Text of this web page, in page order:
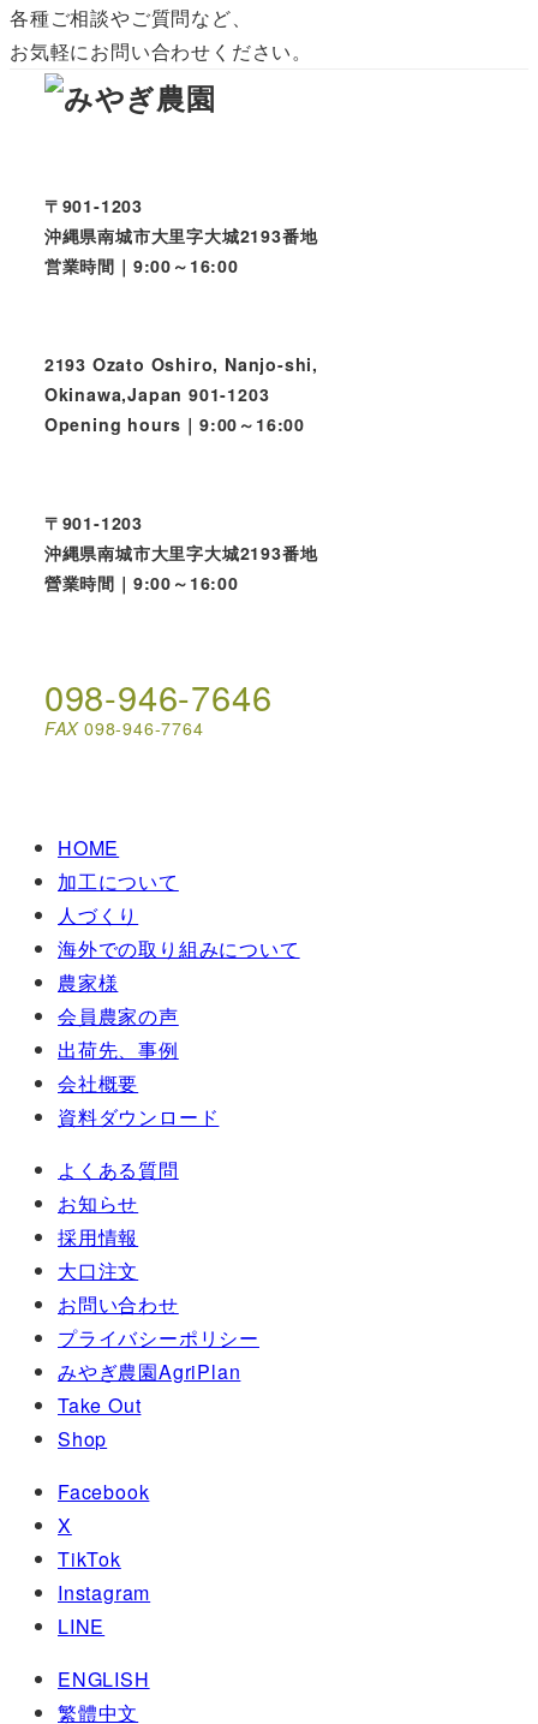
各種ご相談やご質問など、
お気軽にお問い合わせください。
〒901-1203
沖縄県南城市大里字大城2193番地
営業時間｜9:00～16:00
2193 Ozato Oshiro, Nanjo-shi,
Okinawa,Japan 901-1203
Opening hours｜9:00～16:00
〒901-1203
沖縄県南城市大里字大城2193番地
營業時間｜9:00～16:00
098-946-7646
FAX098-946-7764
HOME
加工について
人づくり
海外での取り組みについて
農家様
会員農家の声
出荷先、事例
会社概要
資料ダウンロード
よくある質問
お知らせ
採用情報
大口注文
お問い合わせ
プライバシーポリシー
みやぎ農園AgriPlan
Take Out
Shop
Facebook
X
TikTok
Instagram
LINE
ENGLISH
繁體中文